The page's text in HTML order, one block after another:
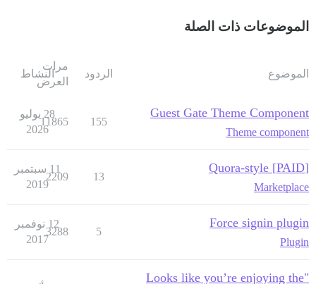
الموضوعات ذات الصلة
الموضوع الردود
مرات
العرض
النشاط
Guest Gate Theme Component
Theme component
155
11865
28 يوليو
2026
[PAID] Quora-style
Marketplace
13
2209
11 سبتمبر
2019
Force signin plugin
Plugin
5
3288
12 نوفمبر
2017
"Looks like you’re enjoying the